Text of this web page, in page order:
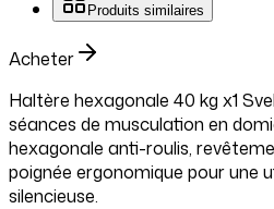
Produits similaires
Acheter
Haltère hexagonale 40 kg x1
séances de musculation en
hexagonale anti-roulis,
poignée ergonomique pour une
silencieuse.